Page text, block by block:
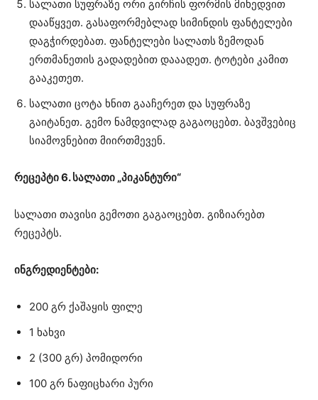
სალათი სუფრაზე ორი გირჩის ფორმის მიხედვით
დააწყვეთ. გასაფორმებლად სიმინდის ფანტელები
დაგჭირდებათ. ფანტელები სალათს ზემოდან
ერთმანეთის გადადებით დააადეთ. ტოტები კამით
გააკეთეთ.
სალათი ცოტა ხნით გააჩერეთ და სუფრაზე
გაიტანეთ. გემო ნამდვილად გაგაოცებთ. ბავშვებიც
სიამოვნებით მიირთმევენ.
რეცეპტი 6. სალათი „პიკანტური“
სალათი თავისი გემოთი გაგაოცებთ. გიზიარებთ
რეცეპტს.
ინგრედიენტები:
200 გრ ქაშაყის ფილე
1 ხახვი
2 (300 გრ) პომიდორი
100 გრ ნაფიცხარი პური